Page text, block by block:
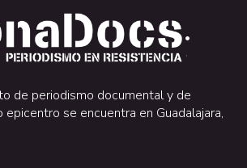
.
.
de periodismo documental y de
epicentro se encuentra en Guadalajara,